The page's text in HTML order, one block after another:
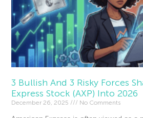
3 Bullish And 3 Risky Forces
Express Stock (AXP) Into 2026
December 26, 2025 No Comments